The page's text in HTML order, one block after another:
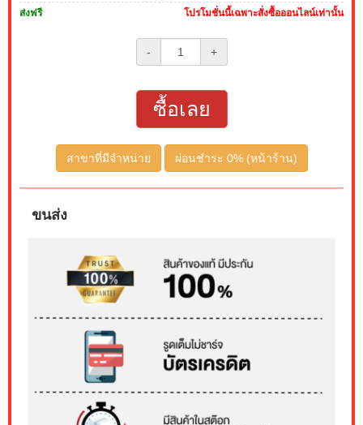
ส่งฟรี โปรโมชั่นนี้เฉพาะสั่งซื้อออนไลน์เท่านั้น
- +
ซื้อเลย
สาขาที่มีจำหน่าย ผ่อนชำระ 0% (หน้าร้าน)
ขนส่ง